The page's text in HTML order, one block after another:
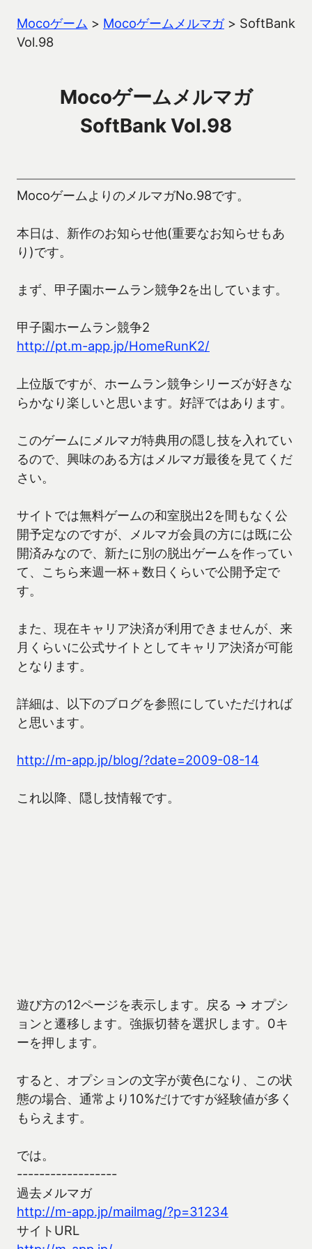
Mocoゲーム > Mocoゲームメルマガ> SoftBank
Vol.98
Mocoゲームメルマガ
SoftBank Vol.98
MocoゲームよりのメルマガNo.98です。
本日は、新作のお知らせ他(重要なお知らせもあ
り)です。
まず、甲子園ホームラン競争2を出しています。
甲子園ホームラン競争2
http://pt.m-app.jp/HomeRunK2/
上位版ですが、ホームラン競争シリーズが好きな
らかなり楽しいと思います。好評ではあります。
このゲームにメルマガ特典用の隠し技を入れてい
るので、興味のある方はメルマガ最後を見てくだ
さい。
サイトでは無料ゲームの和室脱出2を間もなく公
開予定なのですが、メルマガ会員の方には既に公
開済みなので、新たに別の脱出ゲームを作ってい
て、こちら来週一杯＋数日くらいで公開予定で
す。
また、現在キャリア決済が利用できませんが、来
月くらいに公式サイトとしてキャリア決済が可能
となります。
詳細は、以下のブログを参照にしていただければ
と思います。
http://m-app.jp/blog/?date=2009-08-14
これ以降、隠し技情報です。
遊び方の12ページを表示します。戻る → オプシ
ョンと遷移します。強振切替を選択します。0キ
ーを押します。
すると、オプションの文字が黄色になり、この状
態の場合、通常より10%だけですが経験値が多く
もらえます。
では。
------------------
過去メルマガ
http://m-app.jp/mailmag/?p=31234
サイトURL